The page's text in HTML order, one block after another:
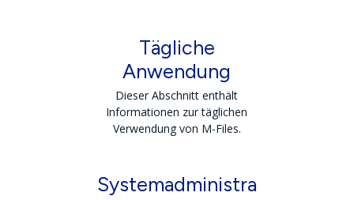
Tägliche
Anwendung
Dieser Abschnitt enthält
Informationen zur täglichen
Verwendung von M-Files.
Systemadministration